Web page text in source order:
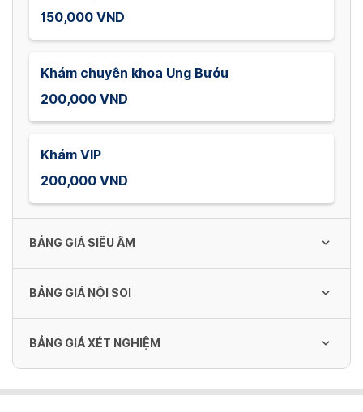
150,000 VND
Khám chuyên khoa Ung Bướu
200,000 VND
Khám VIP
200,000 VND
BẢNG GIÁ SIÊU ÂM
SIÊU ÂM BỤNG TỔNG QUÁT
SIÊU ÂM TUYẾN GIÁP
BẢNG GIÁ NỘI SOI
NỘI SOI DẠ DÀY ỐNG MỀM + CLOTEST
BẢNG GIÁ XÉT NGHIỆM